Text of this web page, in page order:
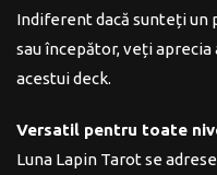
Indiferent dacă sunteți
sau începător, veți
acestui deck.
Versatil pentru toate
Luna Lapin Tarot se